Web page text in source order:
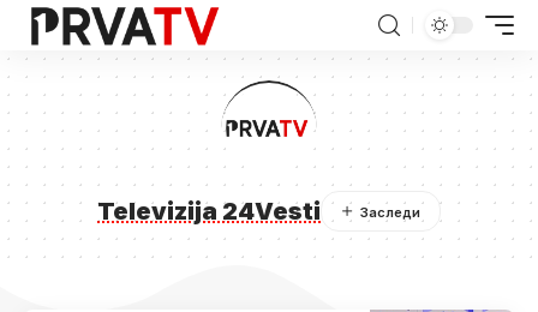
Televizija 24Vesti